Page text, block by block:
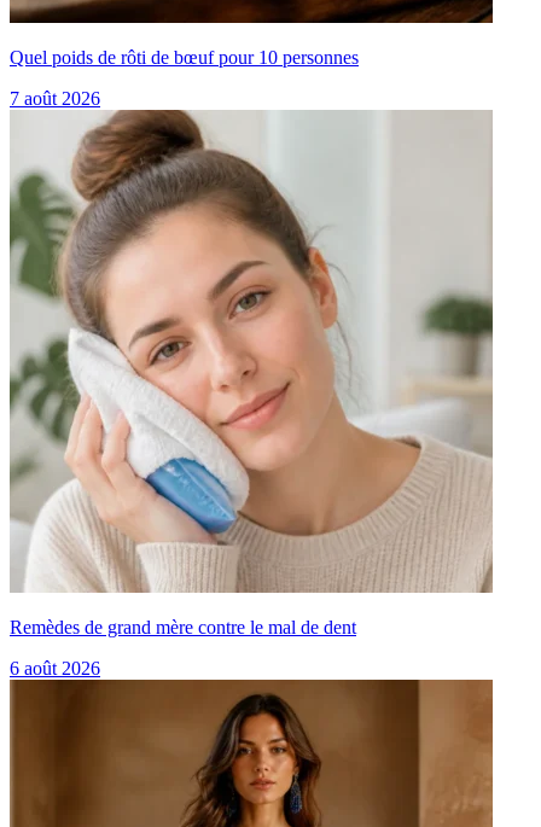
Quel poids de rôti de bœuf pour 10 personnes
7 août 2026
Remèdes de grand mère contre le mal de dent
6 août 2026